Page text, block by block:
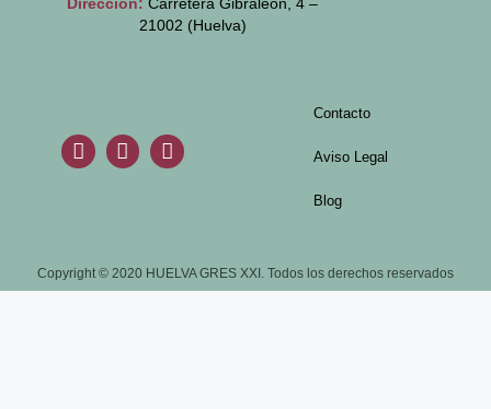
21002 (Huelva)
Contacto
Aviso Legal
Blog
Copyright © 2020 HUELVA GRES XXI. Todos los derechos reservados